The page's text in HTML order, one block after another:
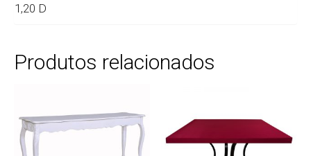
1,20 D
Produtos relacionados